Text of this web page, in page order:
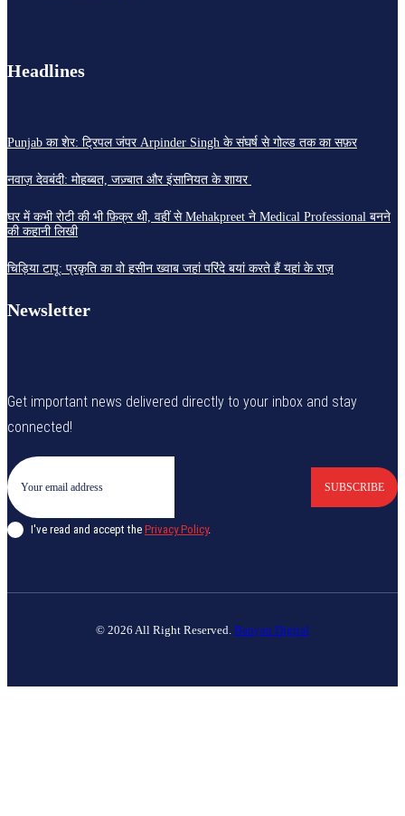
Headlines
Punjab का शेर: ट्रिपल जंपर Arpinder Singh के संघर्ष से गोल्ड तक का सफ़र
नवाज़ देवबंदी: मोहब्बत, जज़्बात और इंसानियत के शायर
घर में कभी रोटी की भी फ़िक्र थी, वहीं से Mehakpreet ने Medical Professional बनने
की कहानी लिखी
चिड़िया टापू: प्रकृति का वो हसीन ख्वाब जहां परिंदे बयां करते हैं यहां के राज़
Newsletter
Get important news delivered directly to your inbox and stay
connected!
SUBSCRIBE
I've read and accept the Privacy Policy.
© 2026 All Right Reserved. Banyan Digital